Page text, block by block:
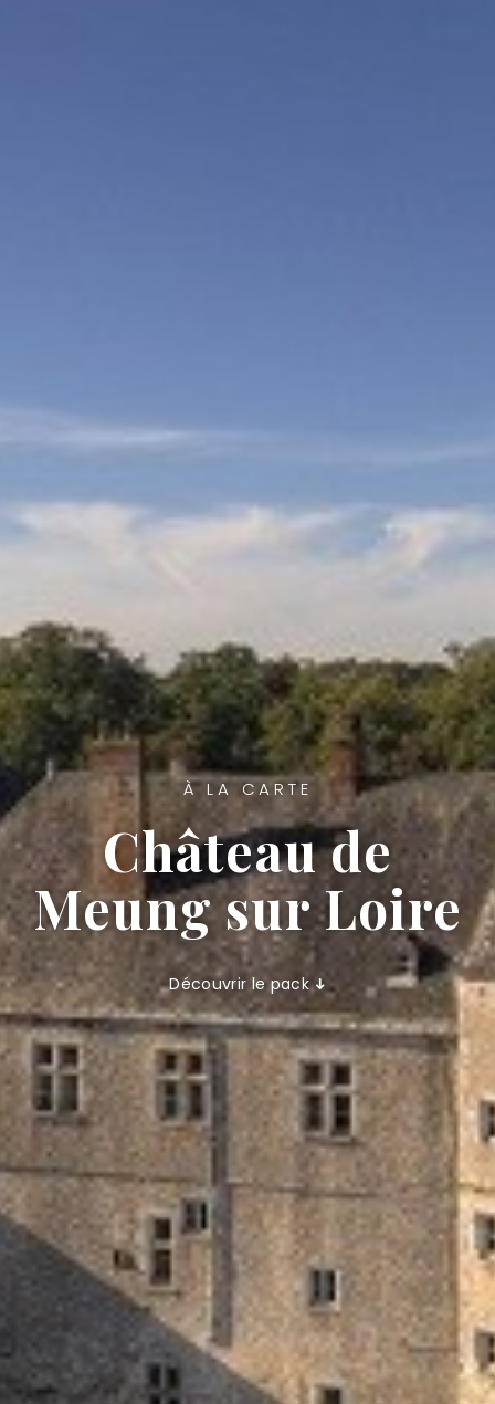
À LA CARTE
Château de
Meung sur Loire
Découvrir le pack